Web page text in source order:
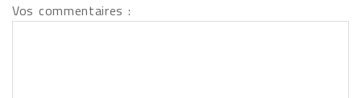
Vos commentaires :